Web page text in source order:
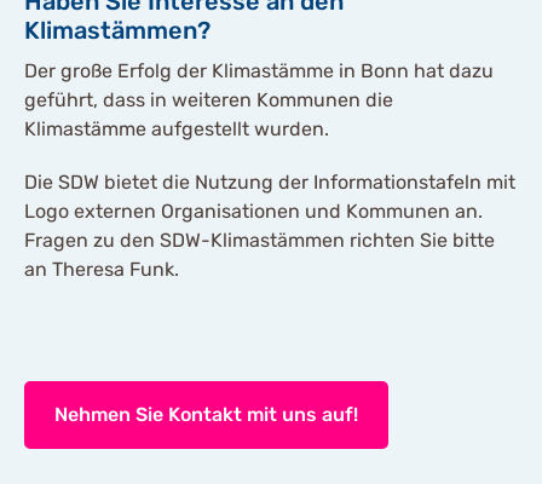
Klimastämmen?
Der große Erfolg der Klimastämme in Bonn hat dazu
geführt, dass in weiteren Kommunen die
Klimastämme aufgestellt wurden.
Die SDW bietet die Nutzung der Informationstafeln mit
Logo externen Organisationen und Kommunen an.
Fragen zu den SDW-Klimastämmen richten Sie bitte
an Theresa Funk.
Nehmen Sie Kontakt mit uns auf!